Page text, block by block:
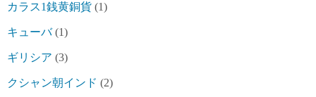
カラス1銭黄銅貨 (1)
キューバ(1)
ギリシア (3)
クシャン朝インド (2)